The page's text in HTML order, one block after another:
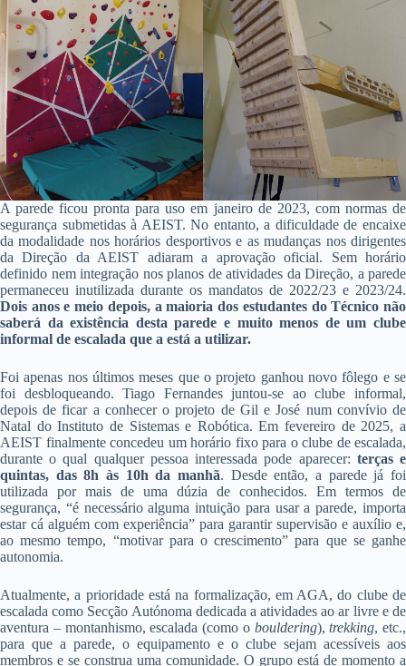
A parede ficou pronta para uso em janeiro de 2023, com normas de
segurança submetidas à AEIST. No entanto, a dificuldade de encaixe
da modalidade nos horários desportivos e as mudanças nos dirigentes
da Direção da AEIST adiaram a aprovação oficial. Sem horário
definido nem integração nos planos de atividades da Direção, a parede
permaneceu inutilizada durante os mandatos de 2022/23 e 2023/24.
Dois anos e meio depois, a maioria dos estudantes do Técnico não
saberá da existência desta parede e muito menos de um clube
informal de escalada que a está a utilizar.
Foi apenas nos últimos meses que o projeto ganhou novo fôlego e se
foi desbloqueando. Tiago Fernandes juntou-se ao clube informal,
depois de ficar a conhecer o projeto de Gil e José num convívio de
Natal do Instituto de Sistemas e Robótica. Em fevereiro de 2025, a
AEIST finalmente concedeu um horário fixo para o clube de escalada,
durante o qual qualquer pessoa interessada pode aparecer: terças e
quintas, das 8h às 10h da manhã. Desde então, a parede já foi
utilizada por mais de uma dúzia de conhecidos. Em termos de
segurança, “é necessário alguma intuição para usar a parede, importa
estar cá alguém com experiência” para garantir supervisão e auxílio e,
ao mesmo tempo, “motivar para o crescimento” para que se ganhe
autonomia.
Atualmente, a prioridade está na formalização, em AGA, do clube de
escalada como Secção Autónoma dedicada a atividades ao ar livre e de
aventura – montanhismo, escalada (como o bouldering),trekking, etc.,
para que a parede, o equipamento e o clube sejam acessíveis aos
membros e se construa uma comunidade. O grupo está de momento a